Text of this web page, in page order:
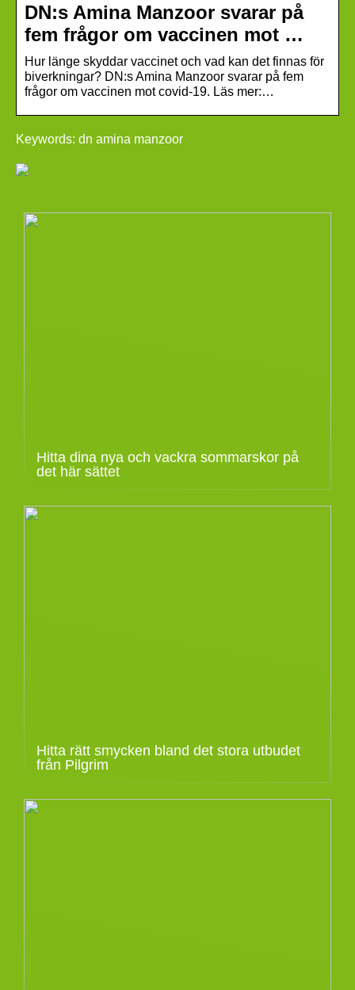
DN:s Amina Manzoor svarar på
fem frågor om vaccinen mot …
Hur länge skyddar vaccinet och vad kan det finnas för
biverkningar? DN:s Amina Manzoor svarar på fem
frågor om vaccinen mot covid-19. Läs mer:…
Keywords: dn amina manzoor
Hitta dina nya och vackra sommarskor på
det här sättet
Hitta rätt smycken bland det stora utbudet
från Pilgrim